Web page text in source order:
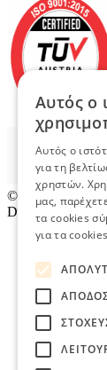
© 2026
Designed &
Αυτός ο
Αυτός ο
για τη
χρηστών.
μας,
τα cookies
για τα